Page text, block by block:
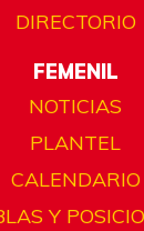
DIRECTORIO
FEMENIL
NOTICIAS
PLANTEL
CALENDARIO
Y